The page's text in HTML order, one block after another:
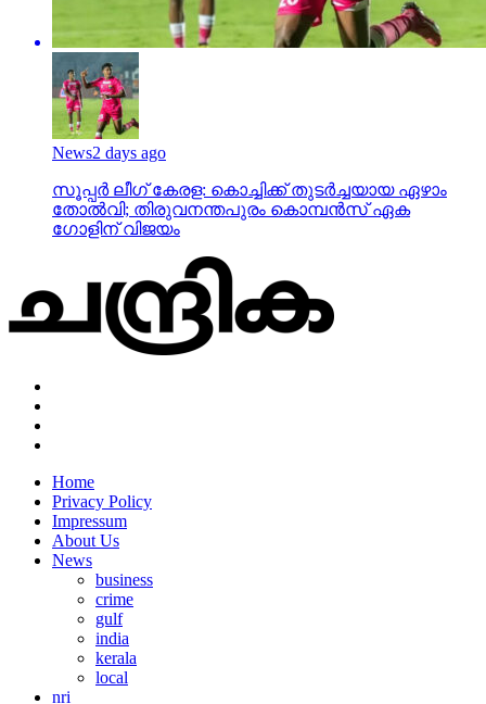
News2 days ago
സൂപ്പര്‍ ലീഗ് കേരള: കൊച്ചിക്ക് തുടര്‍ച്ചയായ ഏഴാം
തോല്‍വി; തിരുവനന്തപുരം കൊമ്പന്‍സ് ഏക
ഗോളിന് വിജയം
Home
Privacy Policy
Impressum
About Us
News
business
crime
gulf
india
kerala
local
nri